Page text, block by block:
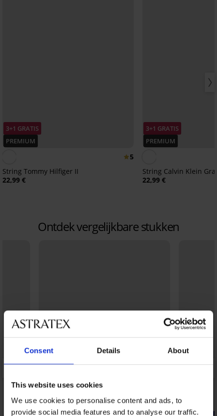
Consent Details About
This website uses cookies
We use cookies to personalise content and ads, to
provide social media features and to analyse our traffic.
3+1 GRATIS
PREMIUM
5
String Tommy Hilfiger II
22,99 €
3+1 GRATIS
PREMIUM
String Calvin Klein
22,99 €
Ontdek vergelijkbare stukken